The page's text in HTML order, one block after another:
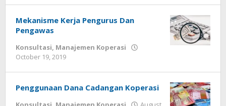
Mekanisme Kerja Pengurus Dan
Pengawas
Konsultasi, Manajemen Koperasi
October 19, 2019
Penggunaan Dana Cadangan Koperasi